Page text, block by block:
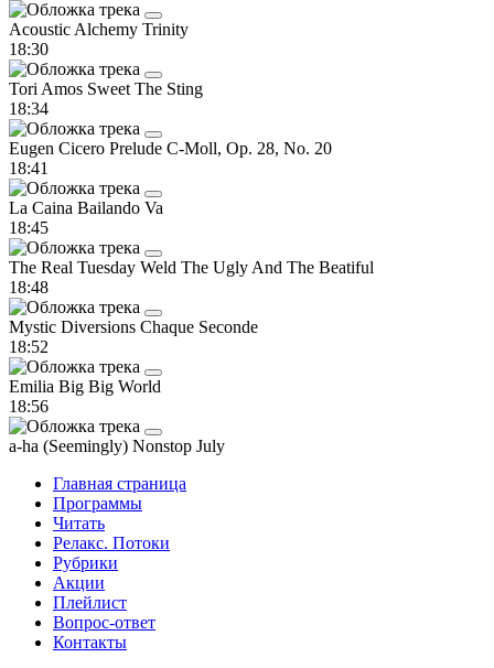
Acoustic Alchemy Trinity
18:30
Tori Amos Sweet The Sting
18:34
Eugen Cicero Prelude C-Moll, Op. 28, No. 20
18:41
La Caina Bailando Va
18:45
The Real Tuesday Weld The Ugly And The Beatiful
18:48
Mystic Diversions Chaque Seconde
18:52
Emilia Big Big World
18:56
a-ha (Seemingly) Nonstop July
Главная страница
Программы
Читать
Релакс. Потоки
Рубрики
Акции
Плейлист
Вопрос-ответ
Контакты